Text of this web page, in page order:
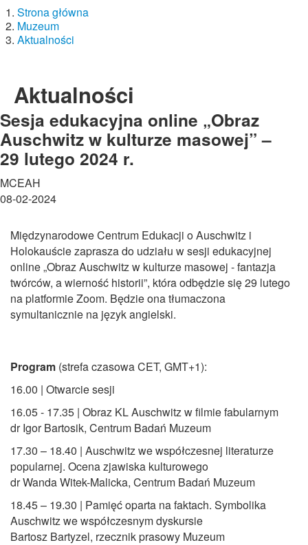
Strona główna
Muzeum
Aktualności
Aktualności
Sesja edukacyjna online „Obraz
Auschwitz w kulturze masowej” –
29 lutego 2024 r.
MCEAH
08-02-2024
Międzynarodowe Centrum Edukacji o Auschwitz i
Holokauście zaprasza do udziału w sesji edukacyjnej
online „Obraz Auschwitz w kulturze masowej - fantazja
twórców, a wierność historii”, która odbędzie się 29 lutego
na platformie Zoom. Będzie ona tłumaczona
symultanicznie na język angielski.
Program (strefa czasowa CET, GMT+1):
16.00 | Otwarcie sesji
16.05 - 17.35 | Obraz KL Auschwitz w filmie fabularnym
dr Igor Bartosik, Centrum Badań Muzeum
17.30 – 18.40 | Auschwitz we współczesnej literaturze
popularnej. Ocena zjawiska kulturowego
dr Wanda Witek-Malicka, Centrum Badań Muzeum
18.45 – 19.30 | Pamięć oparta na faktach. Symbolika
Auschwitz we współczesnym dyskursie
Bartosz Bartyzel, rzecznik prasowy Muzeum